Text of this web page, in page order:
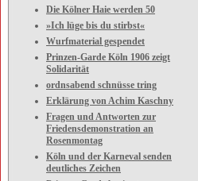
Die Kölner Haie werden 50
»Ich lüge bis du stirbst«
Wurfmaterial gespendet
Prinzen-Garde Köln 1906 zeigt
Solidarität
ordnsabend schnüsse tring
Erklärung von Achim Kaschny
Fragen und Antworten zur
Friedensdemonstration an
Rosenmontag
Köln und der Karneval senden
deutliches Zeichen